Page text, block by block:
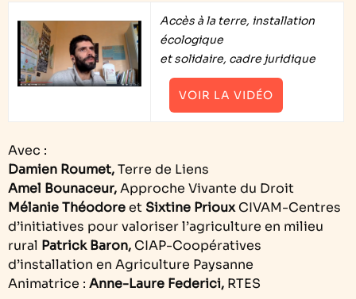
Accès à la terre, installation
écologique
et solidaire, cadre juridique
VOIR LA VIDÉO
Avec :
Damien Roumet,Terre de Liens
Amel Bounaceur,Approche Vivante du Droit
Mélanie Théodoreet Sixtine PriouxCIVAM-Centres
d’initiatives pour valoriser l’agriculture en milieu
rural Patrick Baron, CIAP-Coopératives
d’installation en Agriculture Paysanne
Animatrice : Anne-Laure Federici, RTES